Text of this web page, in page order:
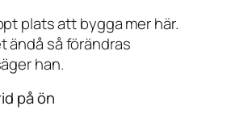
plats att bygga mer här.
ändå så förändras
han.
på ön